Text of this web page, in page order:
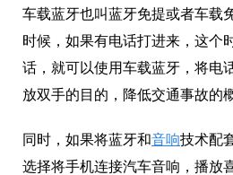
车载蓝牙也叫蓝牙免提或者车载
时候，如果有电话打进来，这个
话，就可以使用车载蓝牙，将电
放双手的目的，降低交通事故的
同时，如果将蓝牙和音响技术配
选择将手机连接汽车音响，播放